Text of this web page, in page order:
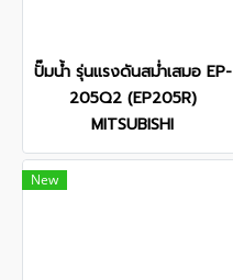
ปั๊มน้ำ รุ่นแรงดันสม่ำเสมอ EP-
205Q2 (EP205R)
MITSUBISHI
New